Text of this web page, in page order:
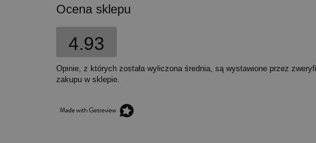
Ocena sklepu
4.93
Opinie, z których została wyliczona średnia, są wystawione przez
zakupu w sklepie.